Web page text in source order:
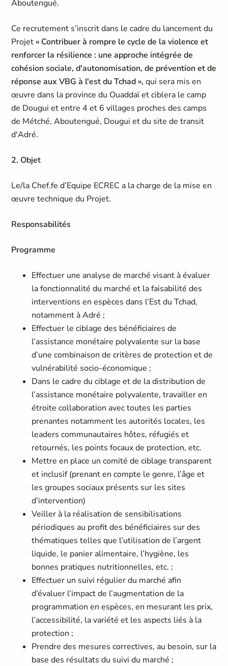
Aboutengué.
Ce recrutement s’inscrit dans le cadre du lancement du
Projet « Contribuer à rompre le cycle de la violence et
renforcer la résilience : une approche intégrée de
cohésion sociale, d'autonomisation, de prévention et de
réponse aux VBG à l'est du Tchad », qui sera mis en
œuvre dans la province du Ouaddaï et ciblera le camp
de Dougui et entre 4 et 6 villages proches des camps
de Métché, Aboutengué, Dougui et du site de transit
d'Adré.
2. Objet
Le/la Chef.fe d’Equipe ECREC a la charge de la mise en
œuvre technique du Projet.
Responsabilités
Programme
Effectuer une analyse de marché visant à évaluer
la fonctionnalité du marché et la faisabilité des
interventions en espèces dans l’Est du Tchad,
notamment à Adré ;
Effectuer le ciblage des bénéficiaires de
l’assistance monétaire polyvalente sur la base
d’une combinaison de critères de protection et de
vulnérabilité socio-économique ;
Dans le cadre du ciblage et de la distribution de
l’assistance monétaire polyvalente, travailler en
étroite collaboration avec toutes les parties
prenantes notamment les autorités locales, les
leaders communautaires hôtes, réfugiés et
retournés, les points focaux de protection, etc.
Mettre en place un comité de ciblage transparent
et inclusif (prenant en compte le genre, l’âge et
les groupes sociaux présents sur les sites
d’intervention)
Veiller à la réalisation de sensibilisations
périodiques au profit des bénéficiaires sur des
thématiques telles que l’utilisation de l’argent
liquide, le panier alimentaire, l’hygiène, les
bonnes pratiques nutritionnelles, etc. ;
Effectuer un suivi régulier du marché afin
d’évaluer l’impact de l’augmentation de la
programmation en espèces, en mesurant les prix,
l’accessibilité, la variété et les aspects liés à la
protection ;
Prendre des mesures correctives, au besoin, sur la
base des résultats du suivi du marché ;